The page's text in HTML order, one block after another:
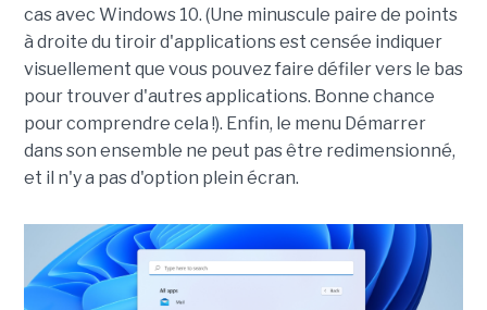
cas avec Windows 10. (Une minuscule paire de points
à droite du tiroir d'applications est censée indiquer
visuellement que vous pouvez faire défiler vers le bas
pour trouver d'autres applications. Bonne chance
pour comprendre cela !). Enfin, le menu Démarrer
dans son ensemble ne peut pas être redimensionné,
et il n'y a pas d'option plein écran.